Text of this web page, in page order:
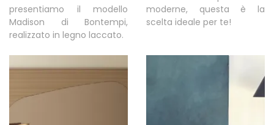
presentiamo il modello
Madison di Bontempi,
realizzato in legno laccato.
moderne, questa è la
scelta ideale per te!